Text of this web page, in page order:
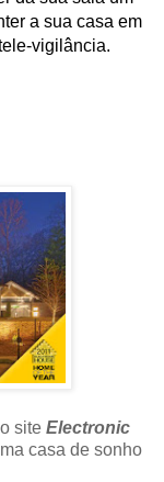
a sua casa em
vigilância.
site Electronic
casa de sonho